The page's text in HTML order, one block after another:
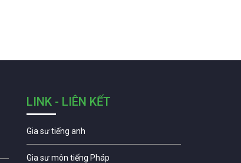
LINK - LIÊN KẾT
Gia sư tiếng anh
Gia sư môn tiếng Pháp